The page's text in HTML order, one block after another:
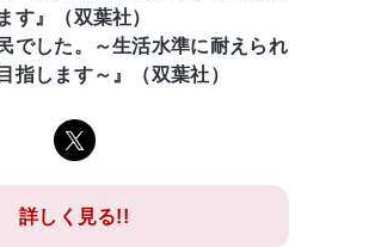
す』（双葉社）
でした。～生活水準に耐えられ
指します～』（双葉社）
詳しく見る!!